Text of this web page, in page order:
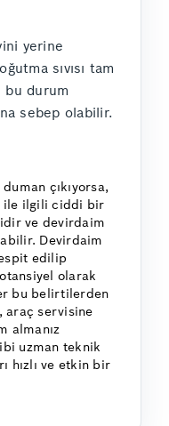
yerine
sıvısı tam
bu durum
sebep olabilir.
çıkıyorsa,
ile ilgili ciddi bir
ve devirdaim
Devirdaim
edilip
olarak
bu belirtilerden
araç servisine
almanız
uzman teknik
hızlı ve etkin bir